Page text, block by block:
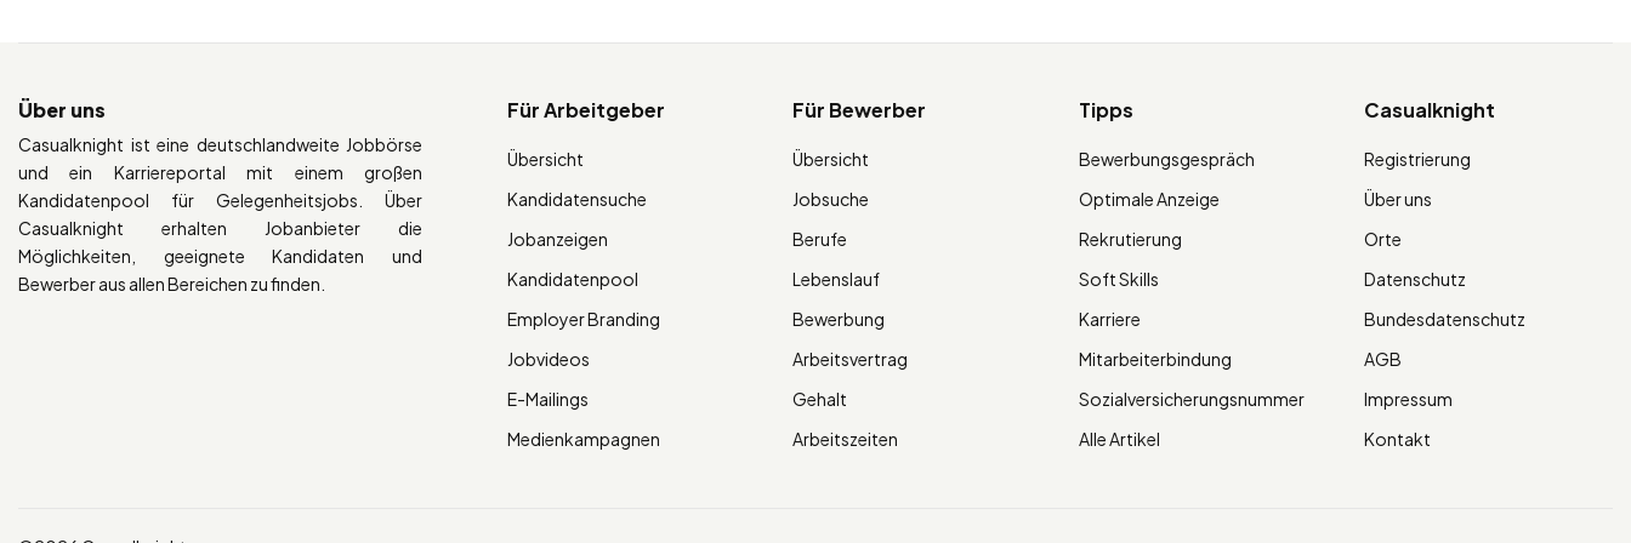
Über uns
Casualknight ist eine deutschlandweite Jobbörse
und ein Karriereportal mit einem großen
Kandidatenpool für Gelegenheitsjobs. Über
Casualknight erhalten Jobanbieter die
Möglichkeiten, geeignete Kandidaten und
Bewerber aus allen Bereichen zu finden.
Für Arbeitgeber
Übersicht
Kandidatensuche
Jobanzeigen
Kandidatenpool
Employer Branding
Jobvideos
E-Mailings
Medienkampagnen
Für Bewerber
Übersicht
Jobsuche
Berufe
Lebenslauf
Bewerbung
Arbeitsvertrag
Gehalt
Arbeitszeiten
Tipps
Bewerbungsgespräch
Optimale Anzeige
Rekrutierung
Soft Skills
Karriere
Mitarbeiterbindung
Sozialversicherungsnummer
Alle Artikel
Casualknight
Registrierung
Über uns
Orte
Datenschutz
Bundesdatenschutz
AGB
Impressum
Kontakt